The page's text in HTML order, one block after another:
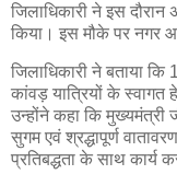
जिलाधिकारी ने इस
किया। इस मौके पर नगर
जिलाधिकारी ने बताया
कांवड़ यात्रियों के स्वागत
उन्होंने कहा कि मुख्यमंत्री
सुगम एवं श्रद्धापूर्ण
प्रतिबद्धता के साथ कार्य